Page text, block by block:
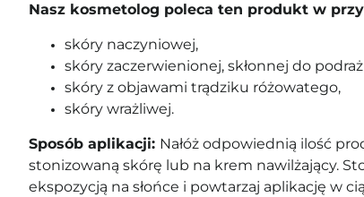
Nasz kosmetolog poleca ten produkt w
skóry naczyniowej,
skóry zaczerwienionej, skłonnej do
skóry z objawami trądziku różowatego,
skóry wrażliwej.
Sposób aplikacji: Nałóż odpowiednią ilość
stonizowaną skórę lub na krem nawilżający.
ekspozycją na słońce i powtarzaj aplikację w